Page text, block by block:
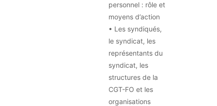
personnel : rôle et
moyens d’action
• Les syndiqués,
le syndicat, les
représentants du
syndicat, les
structures de la
CGT-FO et les
organisations